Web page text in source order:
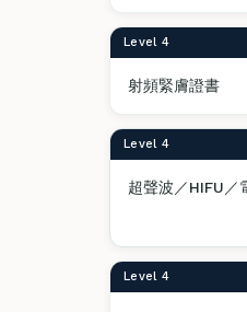
Level 4
射頻緊膚證書
Level 4
超聲波／HIFU／
Level 4